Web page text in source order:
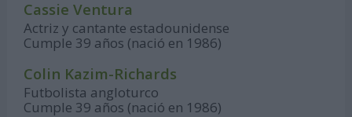
Cassie Ventura
Actriz y cantante estadounidense
Cumple 39 años (nació en 1986)
Colin Kazim-Richards
Futbolista angloturco
Cumple 39 años (nació en 1986)